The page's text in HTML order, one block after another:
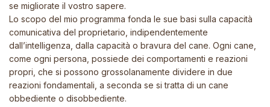
se migliorate il vostro sapere.
Lo scopo del mio programma fonda le sue basi sulla capacità
comunicativa del proprietario, indipendentemente
dall’intelligenza, dalla capacità o bravura del cane. Ogni cane,
come ogni persona, possiede dei comportamenti e reazioni
propri, che si possono grossolanamente dividere in due
reazioni fondamentali, a seconda se si tratta di un cane
obbediente o disobbediente.